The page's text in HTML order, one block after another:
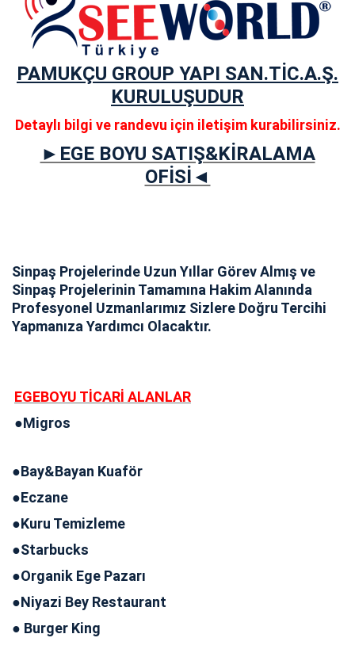
PAMUKÇU GROUP YAPI SAN.TİC.A.Ş.
KURULUŞUDUR
Detaylı bilgi ve randevu için iletişim kurabilirsiniz.
►EGE BOYU SATIŞ&KİRALAMA
OFİSİ◄
Sinpaş Projelerinde Uzun Yıllar Görev Almış ve
Sinpaş Projelerinin Tamamına Hakim Alanında
Profesyonel Uzmanlarımız Sizlere Doğru Tercihi
Yapmanıza Yardımcı Olacaktır.
EGEBOYU TİCARİ ALANLAR
●Migros
●Bay&Bayan Kuaför
●Eczane
●Kuru Temizleme
●Starbucks
●Organik Ege Pazarı
●Niyazi Bey Restaurant
● Burger King